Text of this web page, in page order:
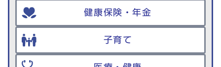
健康保険・年金
子育て